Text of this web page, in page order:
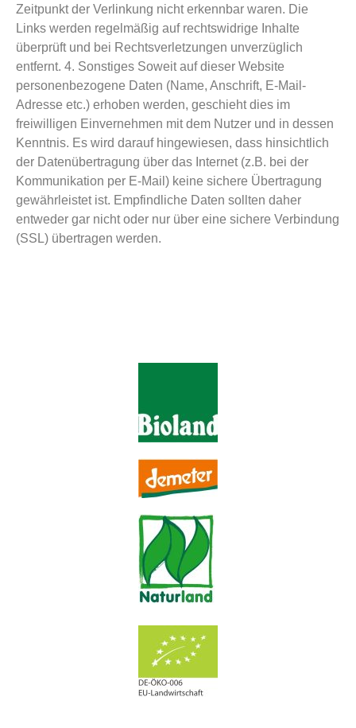
Zeitpunkt der Verlinkung nicht erkennbar waren. Die
Links werden regelmäßig auf rechtswidrige Inhalte
überprüft und bei Rechtsverletzungen unverzüglich
entfernt. 4. Sonstiges Soweit auf dieser Website
personenbezogene Daten (Name, Anschrift, E-Mail-
Adresse etc.) erhoben werden, geschieht dies im
freiwilligen Einvernehmen mit dem Nutzer und in dessen
Kenntnis. Es wird darauf hingewiesen, dass hinsichtlich
der Datenübertragung über das Internet (z.B. bei der
Kommunikation per E-Mail) keine sichere Übertragung
gewährleistet ist. Empfindliche Daten sollten daher
entweder gar nicht oder nur über eine sichere Verbindung
(SSL) übertragen werden.